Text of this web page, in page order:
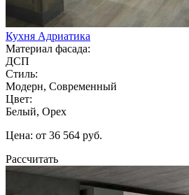
Кухня Адриатика
Материал фасада:
ДСП
Стиль:
Модерн, Современный
Цвет:
Белый, Орех
Цена: от 36 564 руб.
Рассчитать